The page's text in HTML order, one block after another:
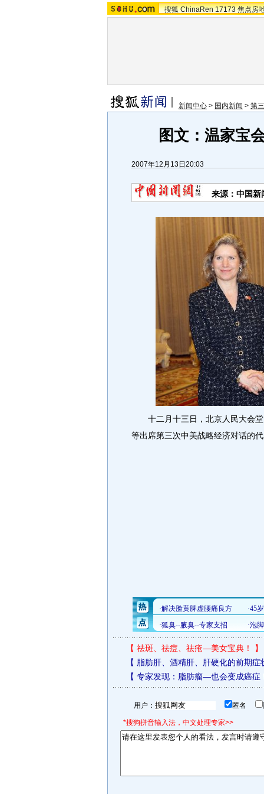
搜狐 ChinaRen 17173 焦点房
新闻中心 > 国内新闻 > 第
图文：温家宝
2007年12月13日20:03
来源：中国新
十二月十三日，北京人民大会堂
等出席第三次中美战略经济对话的
【 祛斑、祛痘、祛疮—美女宝典！ 】
【 脂肪肝、酒精肝、肝硬化的前期症
【 专家发现：脂肪瘤—也会变成癌症
用户： 匿名
*搜狗拼音输入法，中文处理专家>>